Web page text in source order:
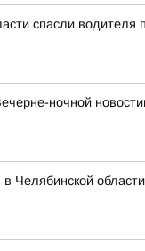
спасли водителя
ночной
Челябинской